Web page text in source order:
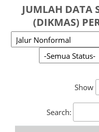
JUMLAH DATA
(DIKMAS)
Show
Search: